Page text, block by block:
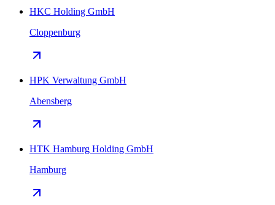
HKC Holding GmbH
Cloppenburg
HPK Verwaltung GmbH
Abensberg
HTK Hamburg Holding GmbH
Hamburg